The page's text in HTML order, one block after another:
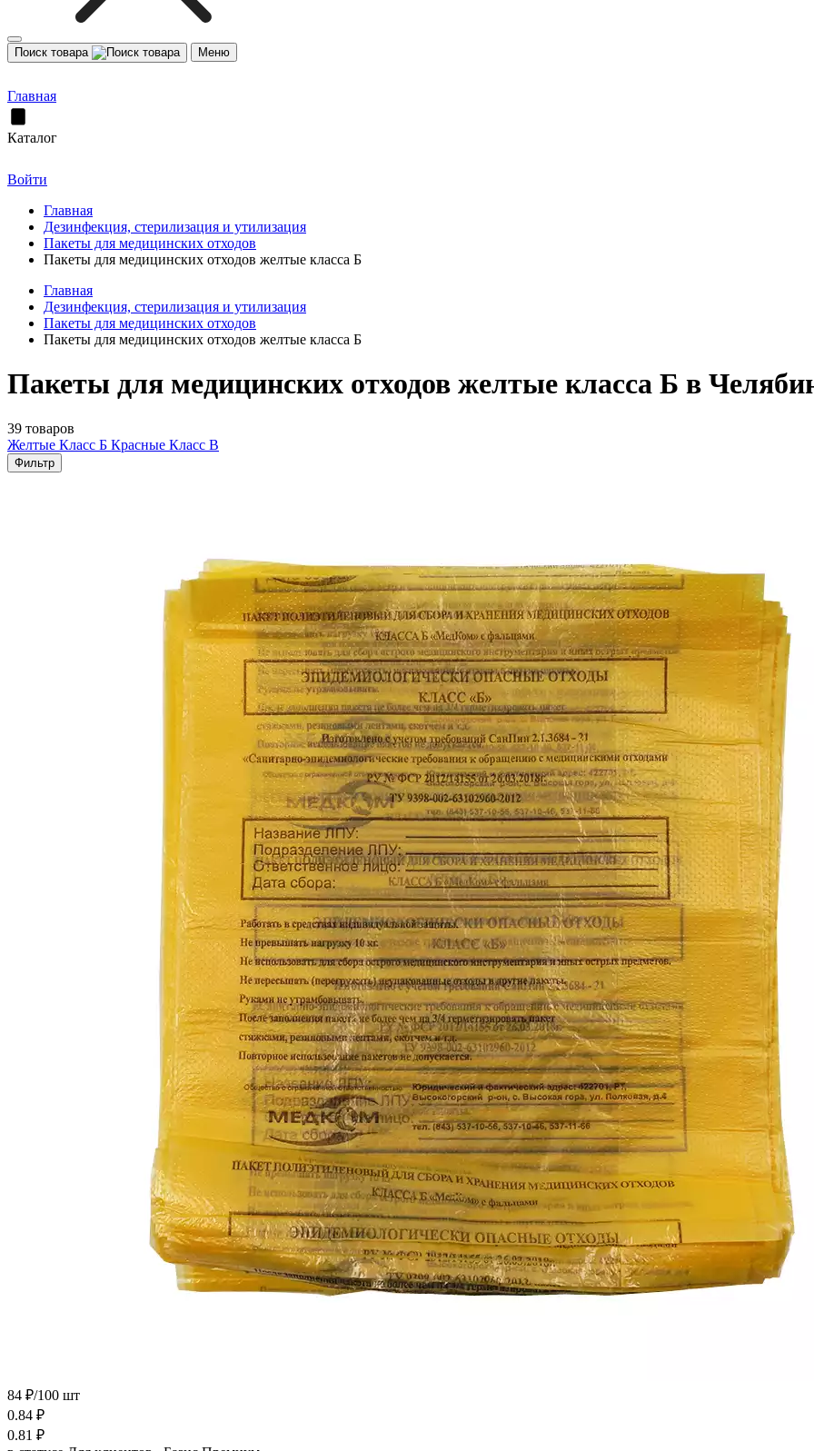
Поиск товара Меню
Главная
Каталог
Войти
Главная
Дезинфекция, стерилизация и утилизация
Пакеты для медицинских отходов
Пакеты для медицинских отходов желтые класса Б
Главная
Дезинфекция, стерилизация и утилизация
Пакеты для медицинских отходов
Пакеты для медицинских отходов желтые класса Б
Пакеты для медицинских отходов желтые класса Б в
39 товаров
Желтые Класс Б Красные Класс В
Фильтр
84 ₽/100 шт
0.84 ₽
0.81 ₽